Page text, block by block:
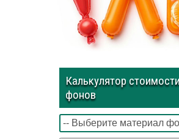
Калькулятор
фонов